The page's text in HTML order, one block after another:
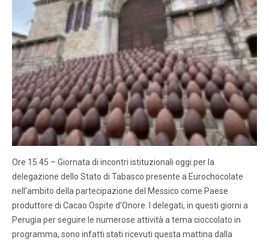
Ore 15.45 – Giornata di incontri istituzionali oggi per la
delegazione dello Stato di Tabasco presente a Eurochocolate
nell’ambito della partecipazione del Messico come Paese
produttore di Cacao Ospite d’Onore. I delegati, in questi giorni a
Perugia per seguire le numerose attività a tema cioccolato in
programma, sono infatti stati ricevuti questa mattina dalla